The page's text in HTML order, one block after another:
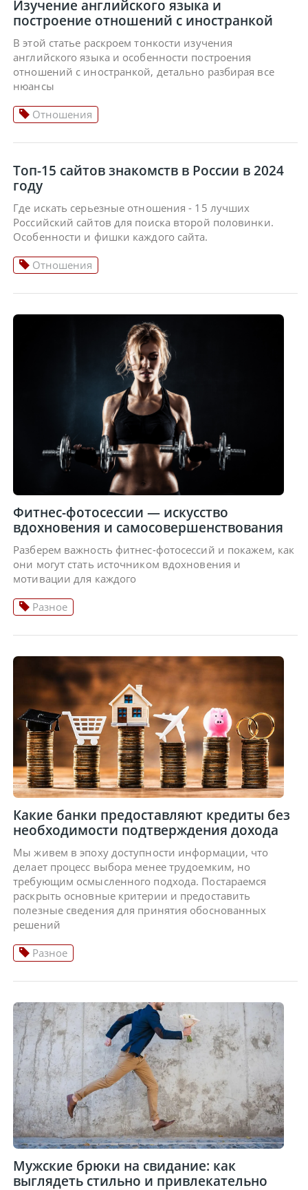
Изучение английского языка и
построение отношений с иностранкой
В этой статье раскроем тонкости изучения
английского языка и особенности построения
отношений с иностранкой, детально разбирая все
нюансы
Отношения
Топ-15 сайтов знакомств в России в 2024
году
Где искать серьезные отношения - 15 лучших
Российский сайтов для поиска второй половинки.
Особенности и фишки каждого сайта.
Отношения
Фитнес-фотосессии — искусство
вдохновения и самосовершенствования
Разберем важность фитнес-фотосессий и покажем, как
они могут стать источником вдохновения и
мотивации для каждого
Разное
Какие банки предоставляют кредиты без
необходимости подтверждения дохода
Мы живем в эпоху доступности информации, что
делает процесс выбора менее трудоемким, но
требующим осмысленного подхода. Постараемся
раскрыть основные критерии и предоставить
полезные сведения для принятия обоснованных
решений
Разное
Мужские брюки на свидание: как
выглядеть стильно и привлекательно